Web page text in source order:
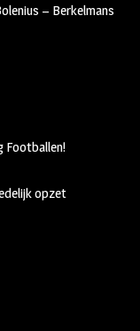
– Berkelmans
Footballen!
opzet